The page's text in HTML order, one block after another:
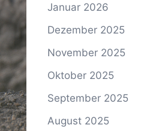
Januar 2026
Dezember 2025
November 2025
Oktober 2025
September 2025
August 2025